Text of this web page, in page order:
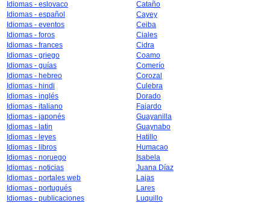
Idiomas - eslovaco
Idiomas - español
Idiomas - eventos
Idiomas - foros
Idiomas - frances
Idiomas - griego
Idiomas - guías
Idiomas - hebreo
Idiomas - hindi
Idiomas - inglés
Idiomas - italiano
Idiomas - japonés
Idiomas - latin
Idiomas - leyes
Idiomas - libros
Idiomas - noruego
Idiomas - noticias
Idiomas - portales web
Idiomas - portugués
Idiomas - publicaciones
Cataño
Cayey
Ceiba
Ciales
Cidra
Coamo
Comerío
Corozal
Culebra
Dorado
Fajardo
Guayanilla
Guaynabo
Hatillo
Humacao
Isabela
Juana Díaz
Lajas
Lares
Luquillo